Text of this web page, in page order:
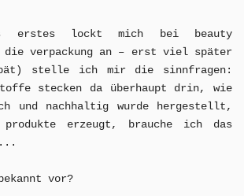
erstes lockt mich bei beauty
die verpackung an – erst viel später
stelle ich mir die sinnfragen:
stecken da überhaupt drin, wie
und nachhaltig wurde hergestellt,
produkte erzeugt, brauche ich das
vor?